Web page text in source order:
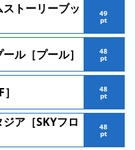
トーリーブッ
49
pt
ル［プール］ 48
pt
48
pt
ア［SKYフロ
48
pt